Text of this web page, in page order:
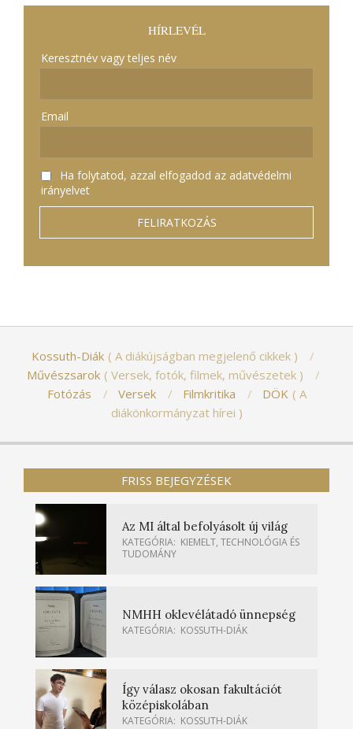
HÍRLEVÉL
Keresztnév vagy teljes név
Email
Ha folytatod, azzal elfogadod az adatvédelmi
irányelvet
Kossuth-Diák
A diákújságban megjelenő cikkek
Művészsarok
Versek, fotók, filmek, művészetek
Fotózás
Versek Filmkritika DÖK
A
diákönkormányzat hírei
FRISS BEJEGYZÉSEK
Az MI által befolyásolt új világ
KATEGÓRIA: KIEMELT, TECHNOLÓGIA ÉS
TUDOMÁNY
NMHH oklevélátadó ünnepség
KATEGÓRIA: KOSSUTH-DIÁK
Így válasz okosan fakultációt
középiskolában
KATEGÓRIA: KOSSUTH-DIÁK